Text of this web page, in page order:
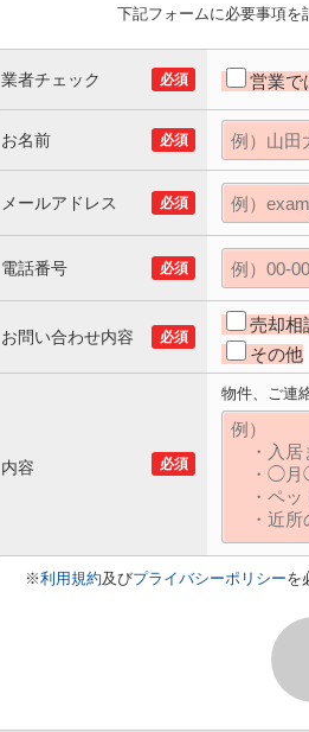
下記フォームに必要事項を
業者チェック 必須 営業で
お名前 必須
メールアドレス 必須
電話番号 必須
お問い合わせ内容 必須
売却相
その他
内容 必須
物件、ご連
※利用規約及びプライバシーポリシーを